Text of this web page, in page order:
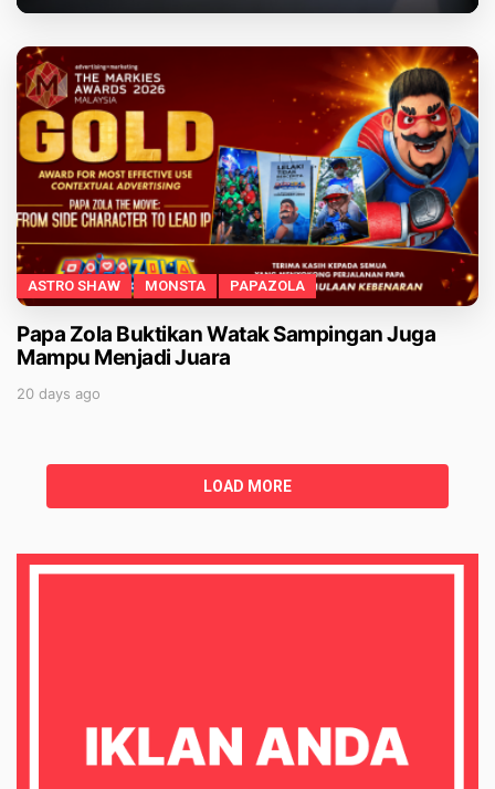
ASTRO SHAW MONSTA PAPAZOLA
Papa Zola Buktikan Watak Sampingan Juga
Mampu Menjadi Juara
20 days ago
LOAD MORE